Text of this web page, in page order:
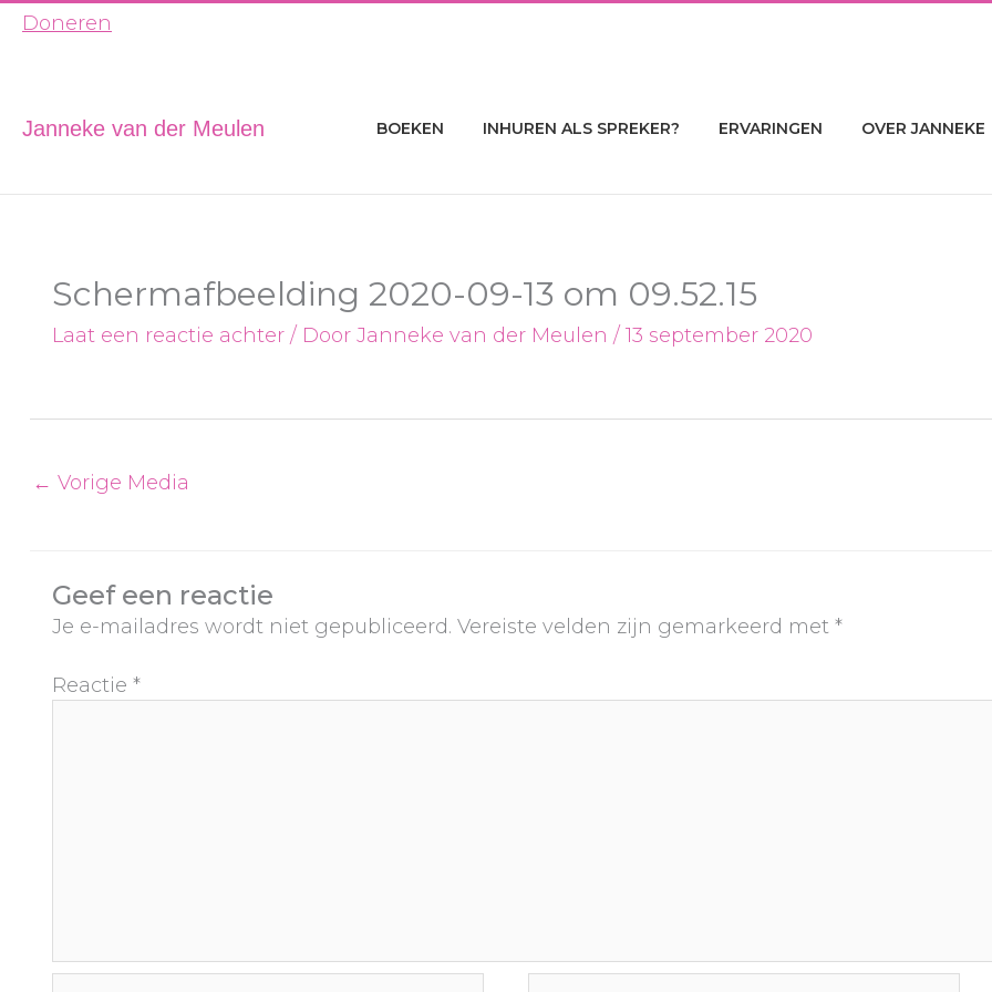
GaDoneren
Janneke van der Meulen BOEKEN INHUREN ALS SPREKER? ERVARINGEN OVER JANNEKE
Schermafbeelding 2020-09-13 om 09.52.15
Laat een reactie achter / Door Janneke van der Meulen / 13 september 2020
← Vorige Media
Geef een reactie
Je e-mailadres wordt niet gepubliceerd. Vereiste velden zijn gemarkeerd met *
Reactie *